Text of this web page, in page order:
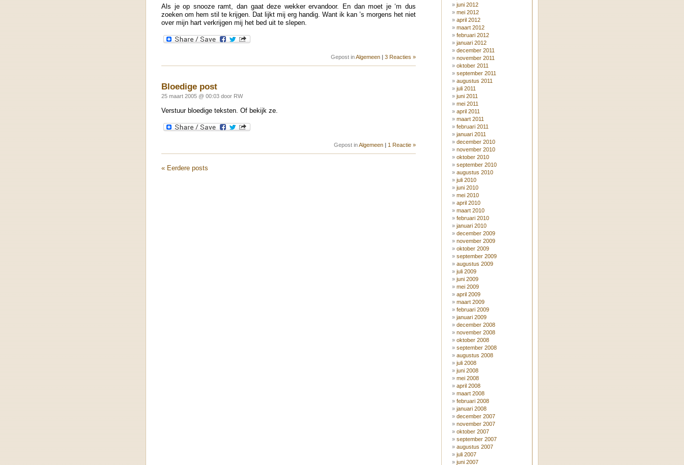
Als je op snooze ramt, dan gaat deze wekker ervandoor. En dan moet je ‘m dus
zoeken om hem stil te krijgen. Dat lijkt mij erg handig. Want ik kan ’s morgens het niet
over mijn hart verkrijgen mij het bed uit te slepen.
Gepost inAlgemeen | 3 Reacties »
Bloedige post
25 maart 2005 @ 00:03 door RW
Verstuur bloedige teksten. Of bekijk ze.
Gepost inAlgemeen | 1 Reactie »
« Eerdere posts
juni 2012
mei 2012
april 2012
maart 2012
februari 2012
januari 2012
december 2011
november 2011
oktober 2011
september 2011
augustus 2011
juli 2011
juni 2011
mei 2011
april 2011
maart 2011
februari 2011
januari 2011
december 2010
november 2010
oktober 2010
september 2010
augustus 2010
juli 2010
juni 2010
mei 2010
april 2010
maart 2010
februari 2010
januari 2010
december 2009
november 2009
oktober 2009
september 2009
augustus 2009
juli 2009
juni 2009
mei 2009
april 2009
maart 2009
februari 2009
januari 2009
december 2008
november 2008
oktober 2008
september 2008
augustus 2008
juli 2008
juni 2008
mei 2008
april 2008
maart 2008
februari 2008
januari 2008
december 2007
november 2007
oktober 2007
september 2007
augustus 2007
juli 2007
juni 2007